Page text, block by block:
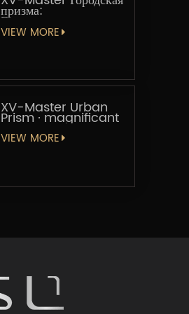
призма:
Геометрическая
увертюра
VIEW MORE
XV-Master Urban
Prism · magnificant
VIEW MORE